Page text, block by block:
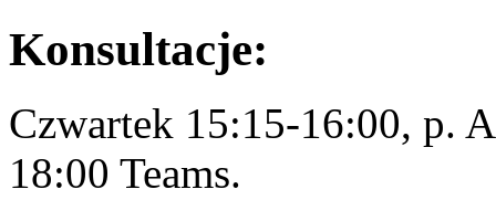
Konsultacje:
Czwartek 15:15-16:00, p.
18:00 Teams.